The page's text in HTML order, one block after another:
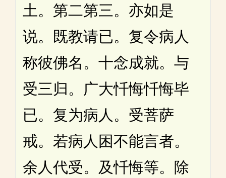
土。第二第三。亦如是
说。既教请已。复令病人
称彼佛名。十念成就。与
受三归。广大忏悔忏悔毕
已。复为病人。受菩萨
戒。若病人困不能言者。
余人代受。及忏悔等。除